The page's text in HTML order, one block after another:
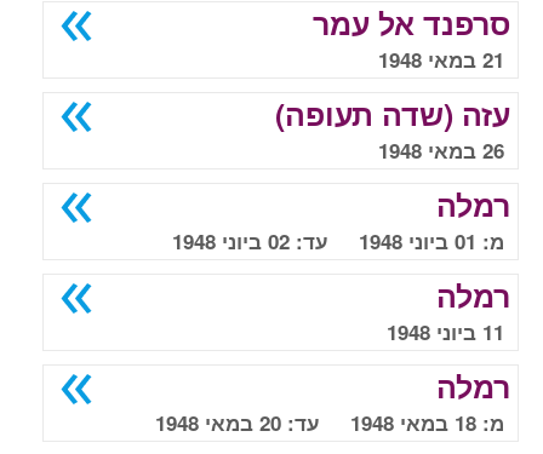
סרפנד אל עמר
21 במאי 1948
עזה (שדה תעופה)
26 במאי 1948
רמלה
מ: 01 ביוני 1948 עד: 02 ביוני 1948
רמלה
11 ביוני 1948
רמלה
מ: 18 במאי 1948 עד: 20 במאי 1948